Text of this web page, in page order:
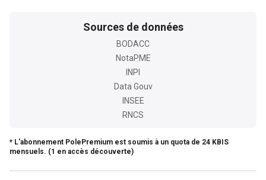
Sources de données
BODACC
NotaPME
INPI
Data Gouv
INSEE
RNCS
* L'abonnement PolePremium est soumis à un quota de 24 KBIS
mensuels. (1 en accès découverte)